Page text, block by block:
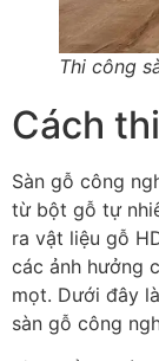
Thi công
Cách
Sàn gỗ công
từ bột gỗ tự
ra vật liệu gỗ
các ảnh hưởng
mọt. Dưới đây
sàn gỗ công